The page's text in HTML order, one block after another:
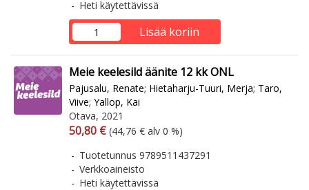
Heti käytettävissä
Lisää koriin
Meie keelesild äänite 12 kk ONL
Pajusalu, Renate; Hietaharju-Tuuri, Merja; Taro,
Viive; Yallop, Kai
Otava, 2021
Arvonlisäverollinen hinta
50,80 € Arvonlisäveroton hinta
(44,76 € alv 0 %)
Tuotetunnus 9789511437291
Verkkoaineisto
Heti käytettävissä